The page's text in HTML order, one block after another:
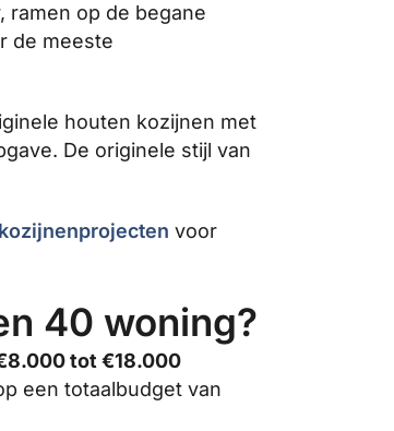
ramen op de begane
de meeste
houten kozijnen met
De originele stijl van
voor
40 woning?
tot €18.000
een totaalbudget van